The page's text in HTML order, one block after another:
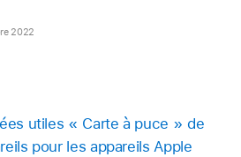
2022
utiles « Carte à puce » de
pour les appareils Apple